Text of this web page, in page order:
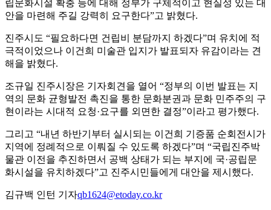
립문화시설 확충 등에 대해 정부가 구체적이고 현실성 있는 대
안을 마련해 주길 강력히 요구한다”고 밝혔다.
진주시도 “필요하다면 건립비 분담까지 하겠다”며 유치에 적
극적이었으나 이건희 미술관 입지가 발표되자 유감이라는 견
해을 밝혔다.
조규일 진주시장은 기자회견을 열어 “정부의 이번 발표는 지
역의 문화 균형발전 촉진을 통한 문화분권과 문화 민주주의 구
현이라는 시대적 요청·요구를 외면한 결정”이라고 평가했다.
그리고 “내년 하반기부터 실시되는 이건희 기증품 순회전시가
지역에 정례적으로 이뤄질 수 있도록 하겠다”며 “국립진주박
물관 이전을 추진하면서 공백 상태가 되는 부지에 국·공립문
화시설을 유치하겠다”고 진주시민들에게 대안을 제시했다.
김규백 인턴 기자qb1624@etoday.co.kr